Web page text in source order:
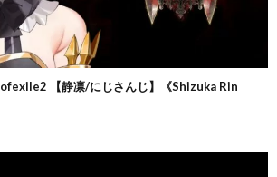
【静凛/にじさんじ】《Shizuka Rin